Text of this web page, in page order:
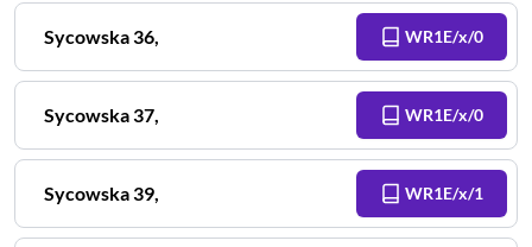
Sycowska36, WR1E/x/0
Sycowska37, WR1E/x/0
Sycowska39, WR1E/x/1